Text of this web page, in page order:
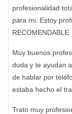
profesionalidad
para mi. Estoy
RECOMENDABLE
Muy buenos
duda y te ayudan
de hablar por
estaba hecho el
Trato muy